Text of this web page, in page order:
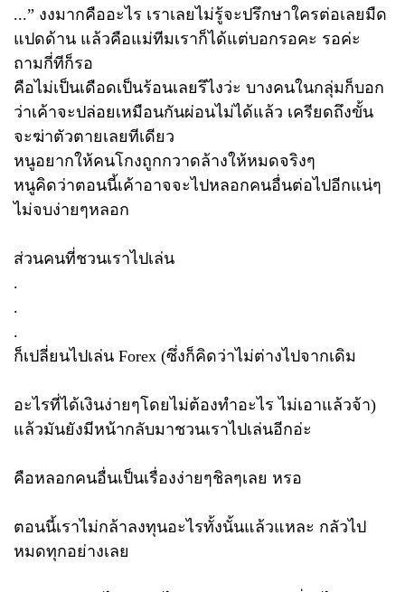
...” งงมากคืออะไร เราเลยไม่รู้จะปรึกษาใครต่อเลยมืด
แปดด้าน แล้วคือแม่ทีมเราก็ได้แต่บอกรอคะ รอค่ะ
ถามกี่ทีก็รอ
คือไม่เป็นเดือดเป็นร้อนเลยรึไงว่ะ บางคนในกลุ่มก็บอก
ว่าเค้าจะปล่อยเหมือนกันผ่อนไม่ได้แล้ว เครียดถึงขั้น
จะฆ่าตัวตายเลยทีเดียว
หนูอยากให้คนโกงถูกกวาดล้างให้หมดจริงๆ
หนูคิดว่าตอนนี้เค้าอาจจะไปหลอกคนอื่นต่อไปอีกแน่ๆ
ไม่จบง่ายๆหลอก
ส่วนคนที่ชวนเราไปเล่น
.
.
.
ก็เปลี่ยนไปเล่น Forex (ซึ่งก็คิดว่าไม่ต่างไปจากเดิม
อะไรที่ได้เงินง่ายๆโดยไม่ต้องทำอะไร ไม่เอาแล้วจ้า)
แล้วมันยังมีหน้ากลับมาชวนเราไปเล่นอีกอ่ะ
คือหลอกคนอื่นเป็นเรื่องง่ายๆชิลๆเลย หรอ
ตอนนี้เราไม่กล้าลงทุนอะไรทั้งนั้นแล้วแหละ กลัวไป
หมดทุกอย่างเลย